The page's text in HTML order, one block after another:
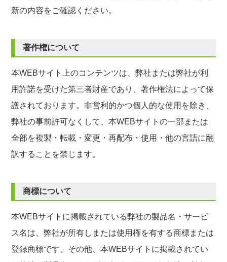
新の内容をご確認ください。
著作権について
本WEBサイト上のコンテンツは、弊社または弊社が利
用許諾を受けた第三者財産であり、著作権法によって保
護されております。非営利的かつ個人的な使用を除き、
弊社の事前許可なくして、本WEBサイトの一部または
全部を複製・転載・変更・再配布・使用・他の言語に翻
訳することを禁じます。
商標について
本WEBサイトに掲載されている弊社の製品名・サービ
ス名は、弊社が所有しまたは使用権を有する商標または
登録商標です。その他、本WEBサイトに掲載されてい